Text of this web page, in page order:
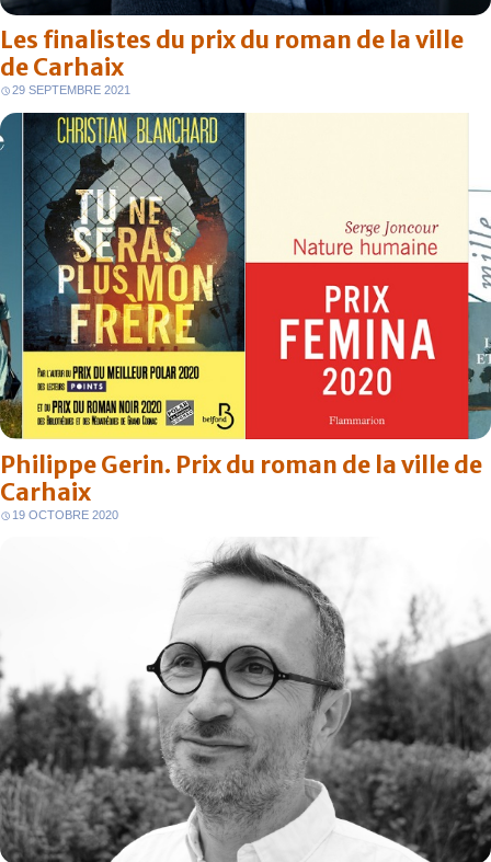
Les finalistes du prix du roman de la ville
de Carhaix
29 SEPTEMBRE 2021
Philippe Gerin. Prix du roman de la ville de
Carhaix
19 OCTOBRE 2020